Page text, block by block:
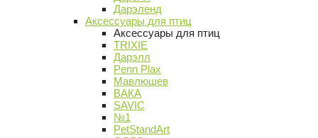
Дарэленд
Аксессуары для птиц
Аксессуары для птиц
TRIXIE
Дарэлл
Penn Plax
Мавлюшев
ВАКА
SAVIC
№1
PetStandArt